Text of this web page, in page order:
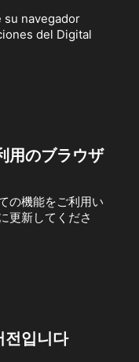
su navegador
del Digital
用のブラウザ
の機能をご利用い
更新してくださ
전입니다